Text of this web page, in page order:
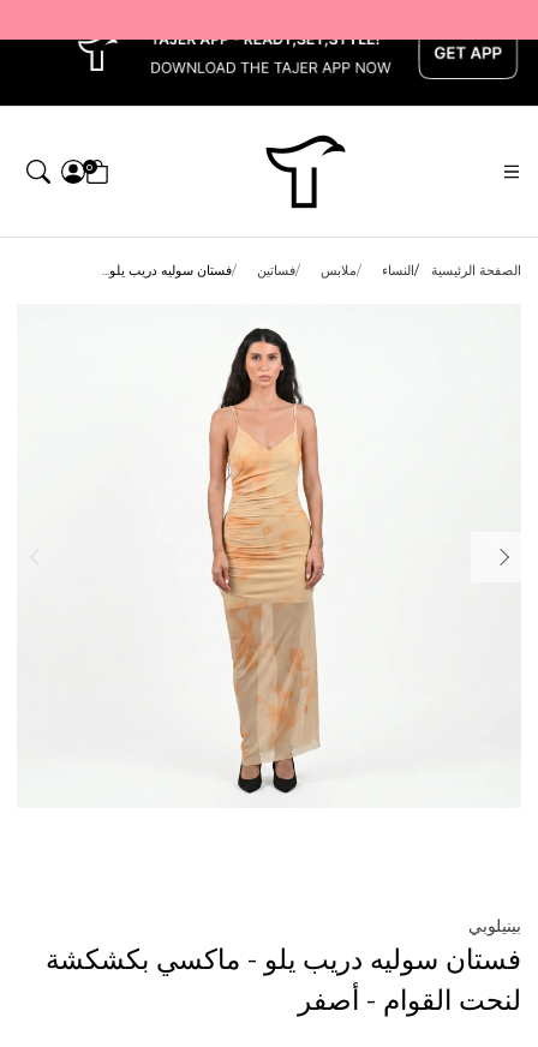
0
الصفحة الرئيسية النساء ملابس فساتين فستان سوليه دريب يلو...
بينيلوبي
فستان سوليه دريب يلو - ماكسي بكشكشة
لنحت القوام - أصفر